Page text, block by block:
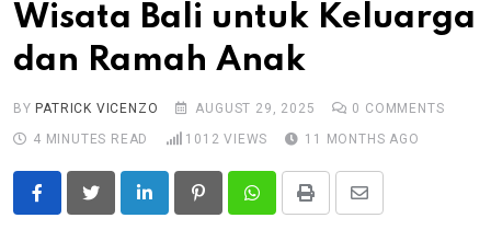
Science and Technology
Wisata Bali untuk Keluarga
dan Ramah Anak
BY PATRICK VICENZO AUGUST 29, 2025 0 COMMENTS
4 MINUTES READ
1012 VIEWS 11 MONTHS AGO
LinkedIn PinterestWhatsappPrint
Share